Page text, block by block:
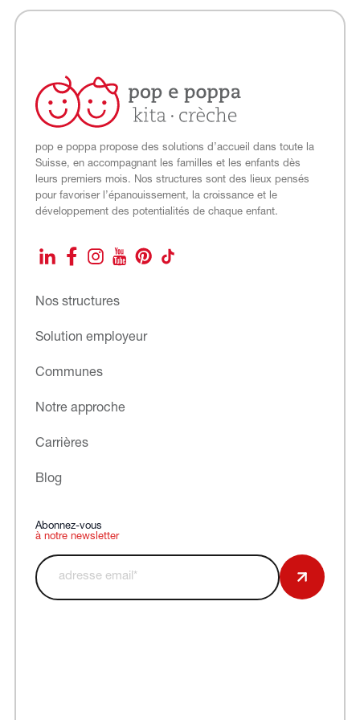
pop e poppa propose des solutions d’accueil dans toute la
Suisse, en accompagnant les familles et les enfants dès
leurs premiers mois. Nos structures sont des lieux pensés
pour favoriser l’épanouissement, la croissance et le
développement des potentialités de chaque enfant.
LinkedInFacebookInstagram
YouTubePinterestTikTok
Nos structures
Solution employeur
Communes
Notre approche
Carrières
Blog
Abonnez-vous
à notre newsletter